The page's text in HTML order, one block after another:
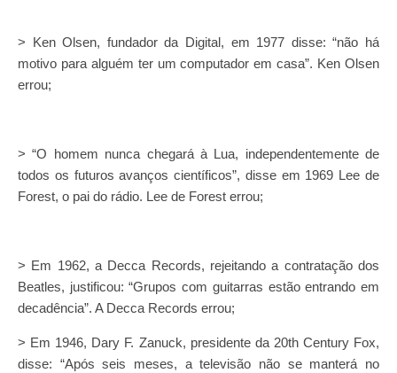
> Ken Olsen, fundador da Digital, em 1977 disse: “não há
motivo para alguém ter um computador em casa”. Ken Olsen
errou;
> “O homem nunca chegará à Lua, independentemente de
todos os futuros avanços científicos”, disse em 1969 Lee de
Forest, o pai do rádio. Lee de Forest errou;
> Em 1962, a Decca Records, rejeitando a contratação dos
Beatles, justificou: “Grupos com guitarras estão entrando em
decadência”. A Decca Records errou;
> Em 1946, Dary F. Zanuck, presidente da 20th Century Fox,
disse: “Após seis meses, a televisão não se manterá no